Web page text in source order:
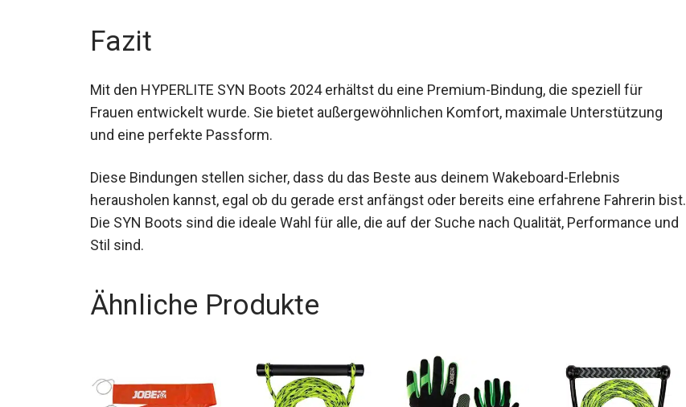
Fazit
Mit den HYPERLITE SYN Boots 2024 erhältst du eine Premium-Bindung, die speziell für
Frauen entwickelt wurde. Sie bietet außergewöhnlichen Komfort, maximale Unterstützung
und eine perfekte Passform.
Diese Bindungen stellen sicher, dass du das Beste aus deinem Wakeboard-Erlebnis
herausholen kannst, egal ob du gerade erst anfängst oder bereits eine erfahrene Fahrerin bist.
Die SYN Boots sind die ideale Wahl für alle, die auf der Suche nach Qualität, Performance und
Stil sind.
Ähnliche Produkte